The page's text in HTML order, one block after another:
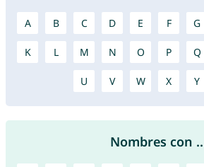
A B C D E F G
K L M N O P Q
U V W X Y
Nombres con